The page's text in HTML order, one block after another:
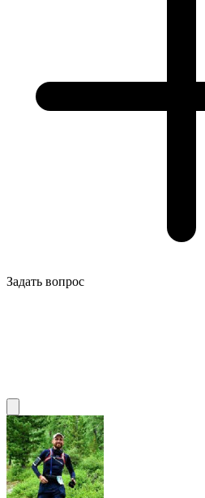
Задать вопрос